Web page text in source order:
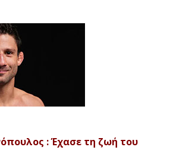
: Έχασε τη ζωή του